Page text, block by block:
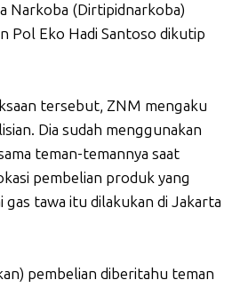
Narkoba (Dirtipidnarkoba)
Pol Eko Hadi Santoso dikutip
tersebut, ZNM mengaku
Dia sudah menggunakan
teman-temannya saat
pembelian produk yang
gas tawa itu dilakukan di Jakarta
pembelian diberitahu teman